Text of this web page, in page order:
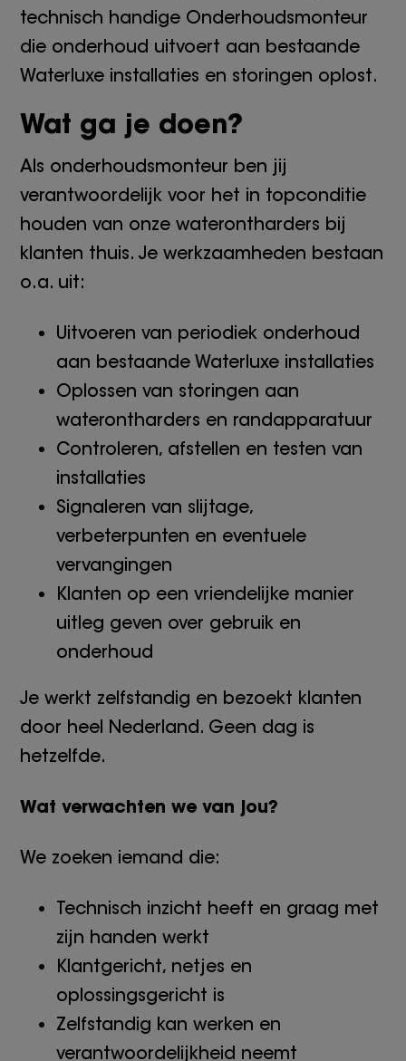
technisch handige Onderhoudsmonteur
die onderhoud uitvoert aan bestaande
Waterluxe installaties en storingen oplost.
Wat ga je doen?
Als onderhoudsmonteur ben jij
verantwoordelijk voor het in topconditie
houden van onze waterontharders bij
klanten thuis. Je werkzaamheden bestaan
o.a. uit:
Uitvoeren van periodiek onderhoud
aan bestaande Waterluxe installaties
Oplossen van storingen aan
waterontharders en randapparatuur
Controleren, afstellen en testen van
installaties
Signaleren van slijtage,
verbeterpunten en eventuele
vervangingen
Klanten op een vriendelijke manier
uitleg geven over gebruik en
onderhoud
Je werkt zelfstandig en bezoekt klanten
door heel Nederland. Geen dag is
hetzelfde.
Wat verwachten we van jou?
We zoeken iemand die:
Technisch inzicht heeft en graag met
zijn handen werkt
Klantgericht, netjes en
oplossingsgericht is
Zelfstandig kan werken en
verantwoordelijkheid neemt